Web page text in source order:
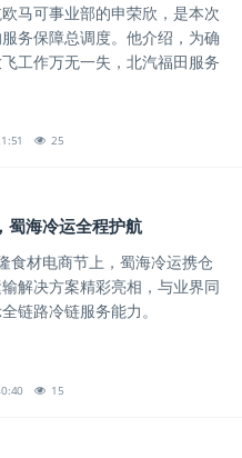
马可事业部的申荣欣，是本次
务保障总调度。他介绍，为确
工作万无一失，北汽福田服务
25
蜀海冷运全程护航
食材电商节上，蜀海冷运携仓
解决方案精彩亮相，与业界同
链路冷链服务能力。
15